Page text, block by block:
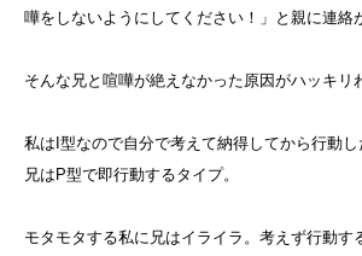
嘩をしないようにしてください！」と親に連絡
そんな兄と喧嘩が絶えなかった原因がハッキリ
私はI型なので自分で考えて納得してから行動し
兄はP型で即行動するタイプ。
モタモタする私に兄はイライラ。考えず行動す